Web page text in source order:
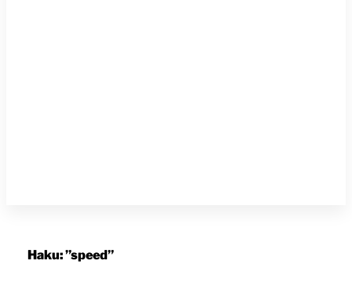
Haku: ”speed”